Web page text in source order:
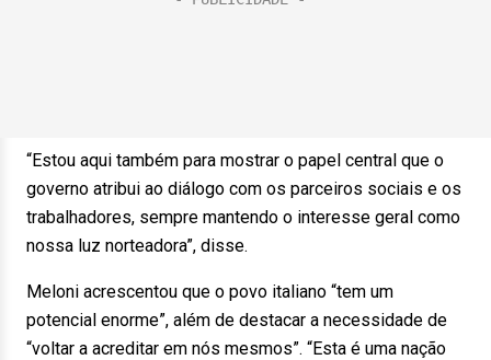
“Estou aqui também para mostrar o papel central que o
governo atribui ao diálogo com os parceiros sociais e os
trabalhadores, sempre mantendo o interesse geral como
nossa luz norteadora”, disse.
Meloni acrescentou que o povo italiano “tem um
potencial enorme”, além de destacar a necessidade de
“voltar a acreditar em nós mesmos”. “Esta é uma nação